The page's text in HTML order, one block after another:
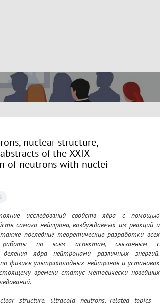
nuclear structure,
of the XXIX
of neutrons with nuclei
исследований свойств ядра с помощью
самого нейтрона, возбуждаемых им реакций и
последние теоретические разработки всех
работы по всем аспектам, связанным с
ядра нейтронами различных энергий.
физике ультрахолодных нейтронов и установок
времени статус методически новейших